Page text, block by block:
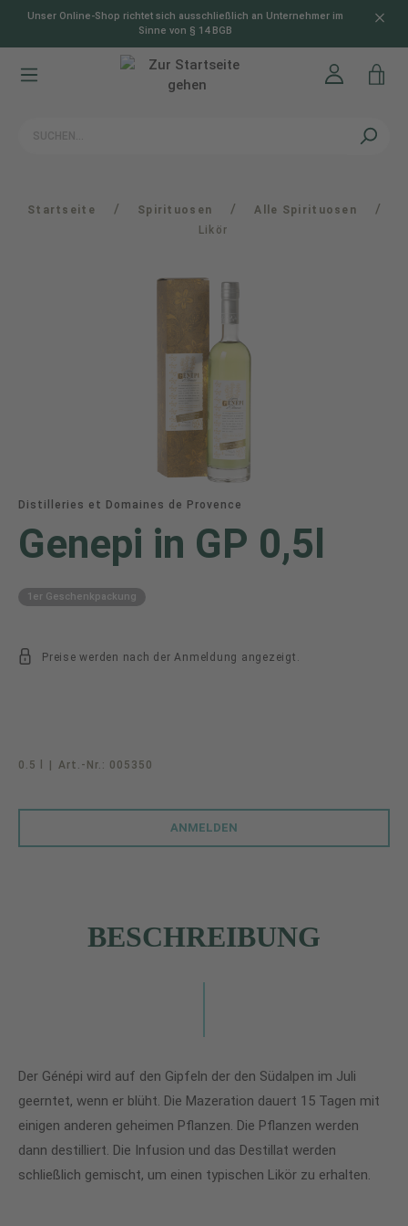
springen
Unser Online-Shop richtet sich ausschließlich an Unternehmer im
Sinne von § 14 BGB
Startseite / Spirituosen / Alle Spirituosen /
Likör
Distilleries et Domaines de Provence
Genepi in GP 0,5l
1er Geschenkpackung
Preise werden nach der Anmeldung angezeigt.
0.5 l Art.-Nr.: 005350
ANMELDEN
BESCHREIBUNG
Der Génépi wird auf den Gipfeln der den Südalpen im Juli
geerntet, wenn er blüht. Die Mazeration dauert 15 Tagen mit
einigen anderen geheimen Pflanzen. Die Pflanzen werden
dann destilliert. Die Infusion und das Destillat werden
schließlich gemischt, um einen typischen Likör zu erhalten.